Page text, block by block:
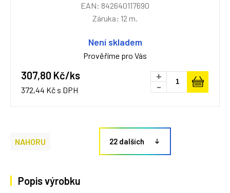
EAN: 842640117690
Záruka: 12 m.
Není skladem
Prověříme pro Vás
307,80 Kč/ks
372,44 Kč s DPH
+
-
NAHORU 22 dalších
Popis výrobku